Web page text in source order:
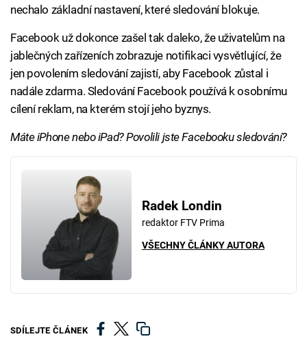
nechalo základní nastavení, které sledování blokuje.
Facebook už dokonce zašel tak daleko, že uživatelům na
jablečných zařízeních zobrazuje notifikaci vysvětlující, že
jen povolením sledování zajistí, aby Facebook zůstal i
nadále zdarma. Sledování Facebook používá k osobnímu
cílení reklam, na kterém stojí jeho byznys.
Máte iPhone nebo iPad? Povolili jste Facebooku sledování?
Radek Londin
redaktor FTV Prima
VŠECHNY ČLÁNKY AUTORA
SDÍLEJTE ČLÁNEK